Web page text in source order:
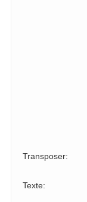
Transposer:
Texte: